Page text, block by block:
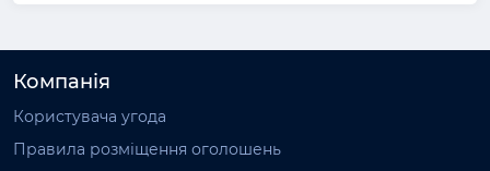
Компанія
Користувача угода
Правила розміщення оголошень